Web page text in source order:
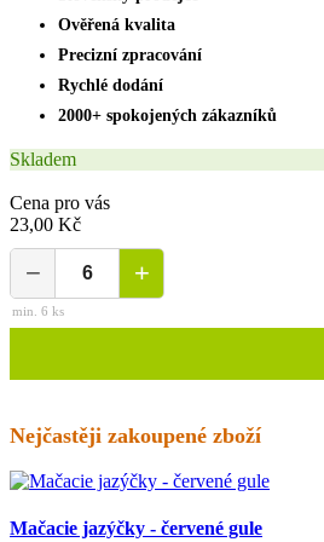
Ověřená kvalita
Precizní zpracování
Rychlé dodání
2000+ spokojených zákazníků
Skladem
Cena pro vás
23,00 Kč
− +
min. 6 ks
Nejčastěji zakoupené zboží
Mačacie jazýčky - červené gule